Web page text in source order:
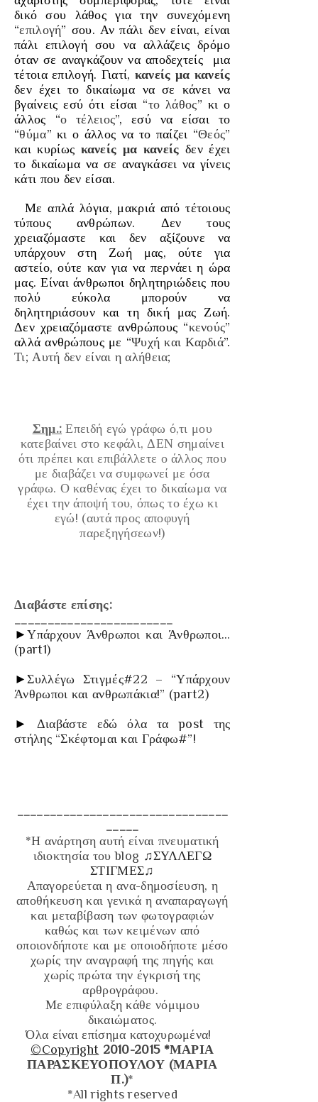
δικό σου λάθος για την συνεχόμενη
“επιλογή” σου. Αν πάλι δεν είναι, είναι
πάλι επιλογή σου να αλλάζεις δρόμο
όταν σε αναγκάζουν να αποδεχτείς μια
τέτοια επιλογή. Γιατί, κανείς μα κανείς
δεν έχει το δικαίωμα να σε κάνει να
βγαίνεις εσύ ότι είσαι “το λάθος” κι ο
άλλος “ο τέλειος”, εσύ να είσαι το
“θύμα” κι ο άλλος να το παίζει “Θεός”
και κυρίως κανείς μα κανείς δεν έχει
το δικαίωμα να σε αναγκάσει να γίνεις
κάτι που δεν είσαι.
Με απλά λόγια, μακριά από τέτοιους
τύπους ανθρώπων. Δεν τους
χρειαζόμαστε και δεν αξίζουνε να
υπάρχουν στη Ζωή μας, ούτε για
αστείο, ούτε καν για να περνάει η ώρα
μας. Είναι άνθρωποι δηλητηριώδεις που
πολύ εύκολα μπορούν να
δηλητηριάσουν και τη δική μας Ζωή.
Δεν χρειαζόμαστε ανθρώπους “κενούς”
αλλά ανθρώπους με “Ψυχή και Καρδιά”.
Τι; Αυτή δεν είναι η αλήθεια;
Σημ.: Επειδή εγώ γράφω ό,τι μου
κατεβαίνει στο κεφάλι, ΔΕΝ σημαίνει
ότι πρέπει και επιβάλλετε ο άλλος που
με διαβάζει να συμφωνεί με όσα
γράφω. Ο καθένας έχει το δικαίωμα να
έχει την άποψή του, όπως το έχω κι
εγώ! (αυτά προς αποφυγή
παρεξηγήσεων!)
Διαβάστε επίσης:
►Υπάρχουν Άνθρωποι και Άνθρωποι…
(part1)
►Συλλέγω Στιγμές#22 – “Υπάρχουν
Άνθρωποι και ανθρωπάκια!” (part2)
► Διαβάστε εδώ όλα τα post της
στήλης “Σκέφτομαι και Γράφω#”!
*Η ανάρτηση αυτή είναι πνευματική
ιδιοκτησία του blog ♫ΣΥΛΛΕΓΩ
ΣΤΙΓΜΕΣ♫
Απαγορεύεται η ανα-δημοσίευση, η
αποθήκευση και γενικά η αναπαραγωγή
και μεταβίβαση των φωτογραφιών
καθώς και των κειμένων από
οποιονδήποτε και με οποιοδήποτε μέσο
χωρίς την αναγραφή της πηγής και
χωρίς πρώτα την έγκρισή της
αρθρογράφου.
Με επιφύλαξη κάθε νόμιμου
δικαιώματος.
Όλα είναι επίσημα κατοχυρωμένα!
©Copyright 2010-2015 *ΜΑΡΙΑ
ΠΑΡΑΣΚΕΥΟΠΟΥΛΟΥ (ΜΑΡΙΑ
Π.)*
*All rights reserved